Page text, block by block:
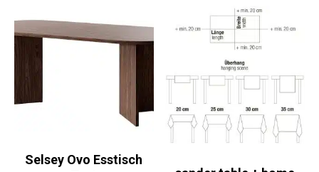
Selsey Ovo Esstisch